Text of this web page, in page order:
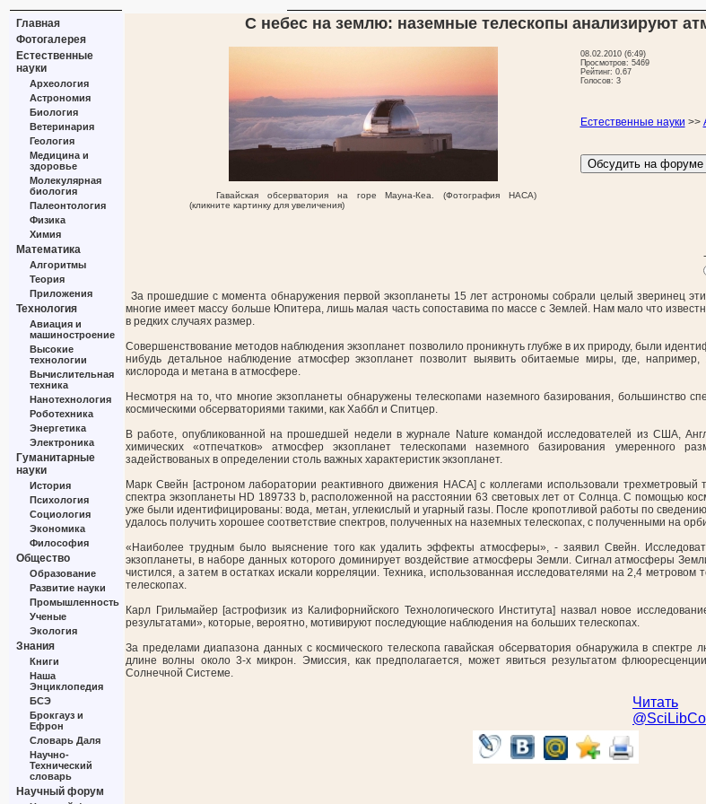
Главная
Фотогалерея
Естественные
науки
Археология
Астрономия
Биология
Ветеринария
Геология
Медицина и
здоровье
Молекулярная
биология
Палеонтология
Физика
Химия
Математика
Алгоритмы
Теория
Приложения
Технология
Авиация и
машиностроение
Высокие
технологии
Вычислительная
техника
Нанотехнология
Роботехника
Энергетика
Электроника
Гуманитарные
науки
История
Психология
Социология
Экономика
Философия
Общество
Образование
Развитие науки
Промышленность
Ученые
Экология
Знания
Книги
Наша
Энциклопедия
БСЭ
Брокгауз и
Ефрон
Словарь Даля
Научно-
Технический
словарь
Научный форум
С небес на землю: наземные телескопы анализируют
Гавайская обсерватория на горе Мауна-Кеа. (Фотография НАСА)
(кликните картинку для увеличения)
08.02.2010 (6:49)
Просмотров: 5469
Рейтинг: 0.67
Голосов: 3
Естественные науки >>
За прошедшие с момента обнаружения первой экзопланеты 15 лет астрономы собрали целый зверинец
многие имеет массу больше Юпитера, лишь малая часть сопоставима по массе с Землей. Нам мало что
в редких случаях размер.
Совершенствование методов наблюдения экзопланет позволило проникнуть глубже в их природу, были
нибудь детальное наблюдение атмосфер экзопланет позволит выявить обитаемые миры, где,
кислорода и метана в атмосфере.
Несмотря на то, что многие экзопланеты обнаружены телескопами наземного базирования, большинство
космическими обсерваториями такими, как Хаббл и Спитцер.
В работе, опубликованной на прошедшей недели в журнале Nature командой исследователей из США,
химических «отпечатков» атмосфер экзопланет телескопами наземного базирования умеренного
задействованых в определении столь важных характеристик экзопланет.
Марк Свейн [астроном лаборатории реактивного движения НАСА] с коллегами использовали трехметровый
спектра экзопланеты HD 189733 b, расположенной на расстоянии 63 световых лет от Солнца. С помощью
уже были идентифицированы: вода, метан, углекислый и угарный газы. После кропотливой работы по
удалось получить хорошее соответствие спектров, полученных на наземных телескопах, с полученными на
«Наиболее трудным было выяснение того как удалить эффекты атмосферы», - заявил Свейн.
экзопланеты, в наборе данных которого доминирует воздействие атмосферы Земли. Сигнал атмосферы
чистился, а затем в остатках искали корреляции. Техника, использованная исследователями на 2,4
телескопах.
Карл Грильмайер [астрофизик из Калифорнийского Технологического Института] назвал новое
результатами», которые, вероятно, мотивируют последующие наблюдения на больших телескопах.
За пределами диапазона данных с космического телескопа гавайская обсерватория обнаружила в
длине волны около 3-х микрон. Эмиссия, как предполагается, может явиться результатом
Солнечной Системе.
Читать